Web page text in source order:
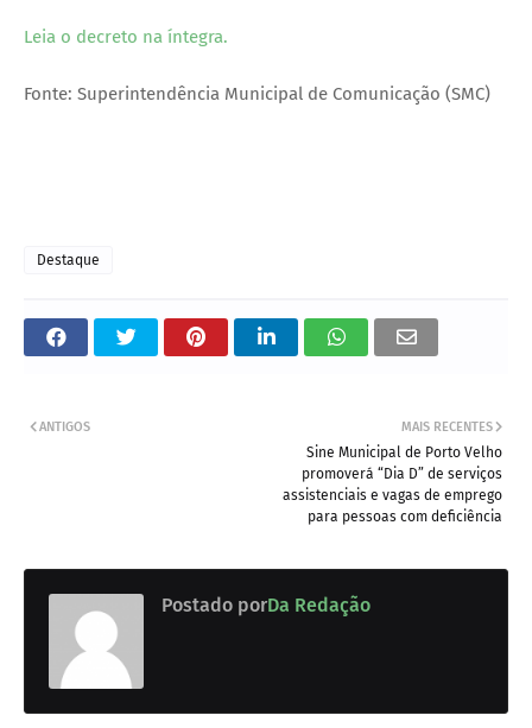
Leia o decreto na íntegra.
Fonte: Superintendência Municipal de Comunicação (SMC)
Destaque
MAIS RECENTES
Sine Municipal de Porto Velho
promoverá “Dia D” de serviços
assistenciais e vagas de emprego
para pessoas com deficiência
ANTIGOS
Postado porDa Redação